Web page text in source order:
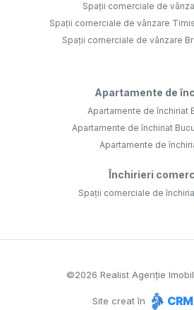
Spații comerciale de
Spații comerciale de vânzare
Spații comerciale de vânzare
Apartamente de
Apartamente de închiriat
Apartamente de închiriat
Apartamente de
Închirieri
Spații comerciale de
©2026 Realist Agenție
Site creat în